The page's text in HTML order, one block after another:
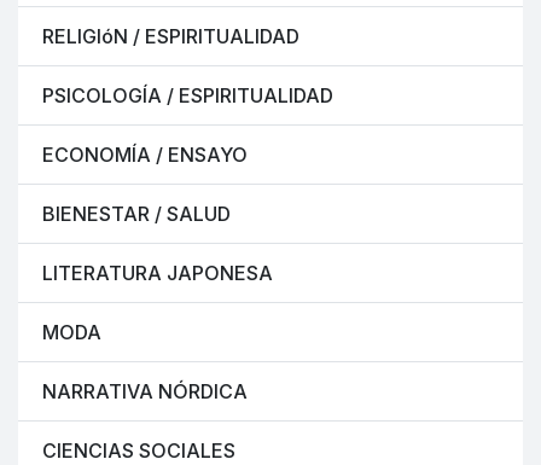
RELIGIóN / ESPIRITUALIDAD
PSICOLOGÍA / ESPIRITUALIDAD
ECONOMÍA / ENSAYO
BIENESTAR / SALUD
LITERATURA JAPONESA
MODA
NARRATIVA NÓRDICA
CIENCIAS SOCIALES